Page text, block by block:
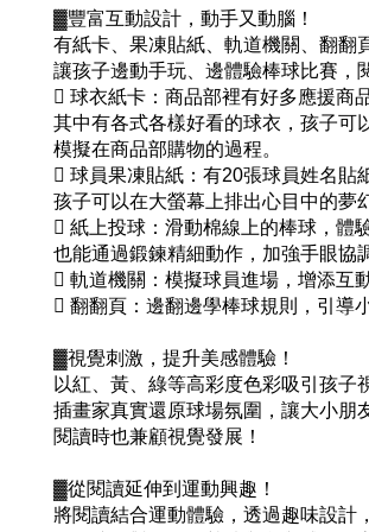
▓豐富互動設計，動手又動腦！
有紙卡、果凍貼紙、軌道機關、翻翻
讓孩子邊動手玩、邊體驗棒球比賽，
 球衣紙卡：商品部裡有好多應援商
其中有各式各樣好看的球衣，孩子可
模擬在商品部購物的過程。
 球員果凍貼紙：有20張球員姓名貼
孩子可以在大螢幕上排出心目中的夢
 紙上投球：滑動棉線上的棒球，體
也能通過鍛鍊精細動作，加強手眼協
 軌道機關：模擬球員進場，增添互
 翻翻頁：邊翻邊學棒球規則，引導
▓視覺刺激，提升美感體驗！
以紅、黃、綠等高彩度色彩吸引孩子
插畫家真實還原球場氛圍，讓大小朋
閱讀時也兼顧視覺發展！
▓從閱讀延伸到運動興趣！
將閱讀結合運動體驗，透過趣味設計，